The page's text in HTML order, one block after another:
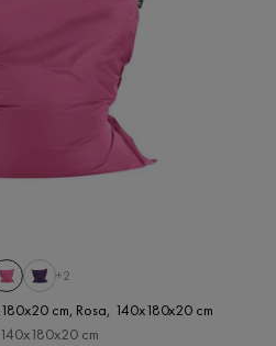
+2
cm, Rosa, 140x180x20 cm
cm